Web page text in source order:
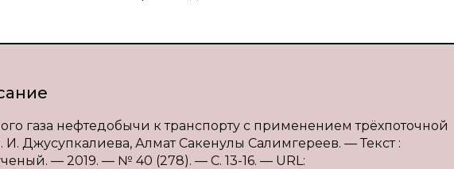
газа нефтедобычи к транспорту с применением трёхпоточной
И. Джусупкалиева, Алмат Сакенулы Салимгереев. — Текст :
— 2019. — № 40 (278). — С. 13-16. — URL: